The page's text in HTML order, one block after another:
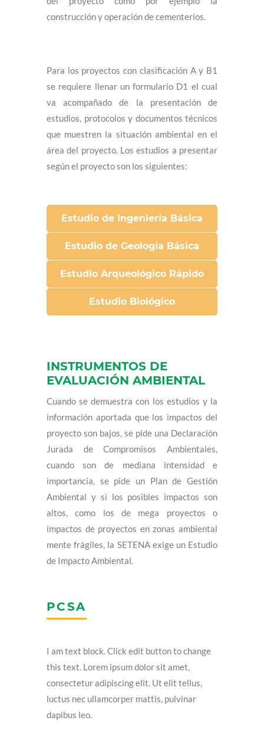
construcción y operación de cementerios.
Para los proyectos con clasificación A y B1
se requiere llenar un formulario D1 el cual
va acompañado de la presentación de
estudios, protocolos y documentos técnicos
que muestren la situación ambiental en el
área del proyecto. Los estudios a presentar
según el proyecto son los siguientes:
Estudio de Ingeniería Básica
Estudio de Geología Básica
Estudio Arqueológico Rápido
Estudio Biológico
INSTRUMENTOS DE
EVALUACIÓN AMBIENTAL
Cuando se demuestra con los estudios y la
información aportada que los impactos del
proyecto son bajos, se pide una Declaración
Jurada de Compromisos Ambientales,
cuando son de mediana intensidad e
importancia, se pide un Plan de Gestión
Ambiental y si los posibles impactos son
altos, como los de mega proyectos o
impactos de proyectos en zonas ambiental
mente frágiles, la SETENA exige un Estudio
de Impacto Ambiental.
PCSA
I am text block. Click edit button to change
this text. Lorem ipsum dolor sit amet,
consectetur adipiscing elit. Ut elit tellus,
luctus nec ullamcorper mattis, pulvinar
dapibus leo.